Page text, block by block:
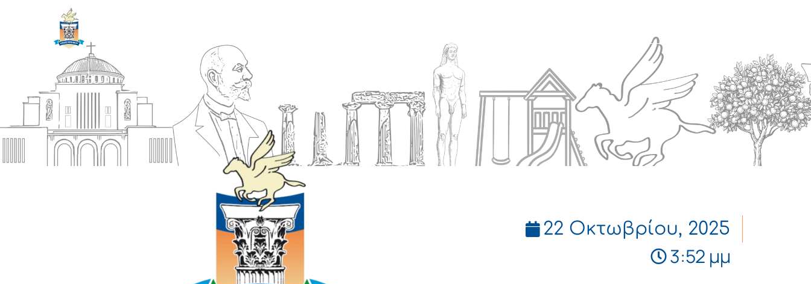
22 Οκτωβρίου, 2025
3:52 μμ